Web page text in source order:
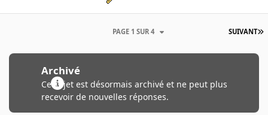
SUIVANT
PAGE 1 SUR 4
Archivé
Ce sujet est désormais archivé et ne peut plus
recevoir de nouvelles réponses.